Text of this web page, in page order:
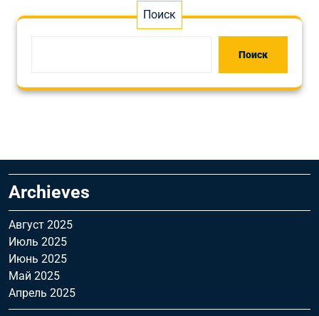
Поиск
Поиск
Archieves
Август 2025
Июль 2025
Июнь 2025
Май 2025
Апрель 2025